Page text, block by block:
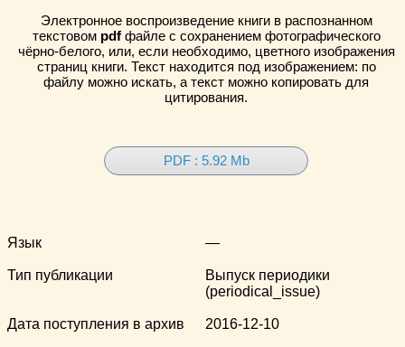
Электронное воспроизведение книги в распознанном
текстовом pdfфайле с сохранением фотографического
чёрно-белого, или, если необходимо, цветного изображения
страниц книги. Текст находится под изображением: по
файлу можно искать, а текст можно копировать для
цитирования.
PDF : 5.92 Mb
Язык —
Тип публикации
Выпуск периодики
(periodical_issue)
Дата поступления в архив 2016-12-10